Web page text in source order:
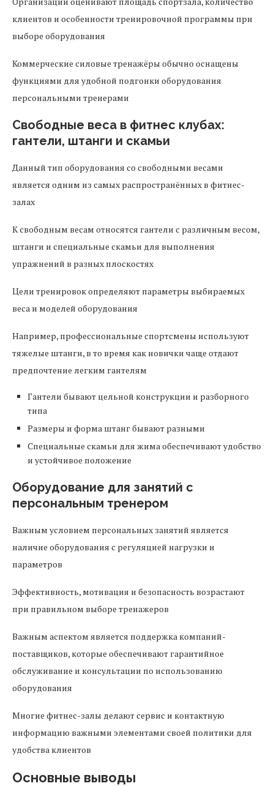
клиентов и особенности тренировочной программы при
выборе оборудования
Коммерческие силовые тренажёры обычно оснащены
функциями для удобной подгонки оборудования
персональными тренерами
Свободные веса в фитнес клубах:
гантели, штанги и скамьи
Данный тип оборудования со свободными весами
является одним из самых распространённых в фитнес-
залах
К свободным весам относятся гантели с различным весом,
штанги и специальные скамьи для выполнения
упражнений в разных плоскостях
Цели тренировок определяют параметры выбираемых
веса и моделей оборудования
Например, профессиональные спортсмены используют
тяжелые штанги, в то время как новички чаще отдают
предпочтение легким гантелям
Гантели бывают цельной конструкции и разборного
типа
Размеры и форма штанг бывают разными
Специальные скамьи для жима обеспечивают удобство
и устойчивое положение
Оборудование для занятий с
персональным тренером
Важным условием персональных занятий является
наличие оборудования с регуляцией нагрузки и
параметров
Эффективность, мотивация и безопасность возрастают
при правильном выборе тренажеров
Важным аспектом является поддержка компаний-
поставщиков, которые обеспечивают гарантийное
обслуживание и консультации по использованию
оборудования
Многие фитнес-залы делают сервис и контактную
информацию важными элементами своей политики для
удобства клиентов
Основные выводы